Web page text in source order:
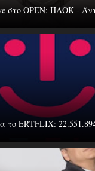
στο OΡΕΝ: ΠΑΟΚ -
το ERTFLIX: